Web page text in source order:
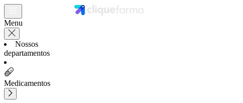
Menu
Nossos
departamentos
Medicamentos